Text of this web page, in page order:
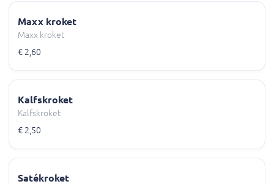
Maxx kroket
Maxx kroket
€ 2,60
Kalfskroket
Kalfskroket
€ 2,50
Satékroket